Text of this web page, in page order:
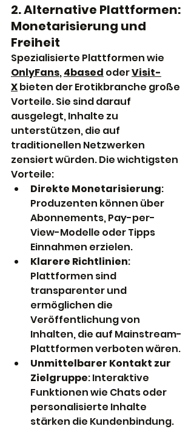
2. Alternative Plattformen:
Monetarisierung und
Freiheit
Spezialisierte Plattformen wie
OnlyFans, 4based oder Visit-
X bieten der Erotikbranche große
Vorteile. Sie sind darauf
ausgelegt, Inhalte zu
unterstützen, die auf
traditionellen Netzwerken
zensiert würden. Die wichtigsten
Vorteile:
Direkte Monetarisierung:
Produzenten können über
Abonnements, Pay-per-
View-Modelle oder Tipps
Einnahmen erzielen.
Klarere Richtlinien:
Plattformen sind
transparenter und
ermöglichen die
Veröffentlichung von
Inhalten, die auf Mainstream-
Plattformen verboten wären.
Unmittelbarer Kontakt zur
Zielgruppe: Interaktive
Funktionen wie Chats oder
personalisierte Inhalte
stärken die Kundenbindung.